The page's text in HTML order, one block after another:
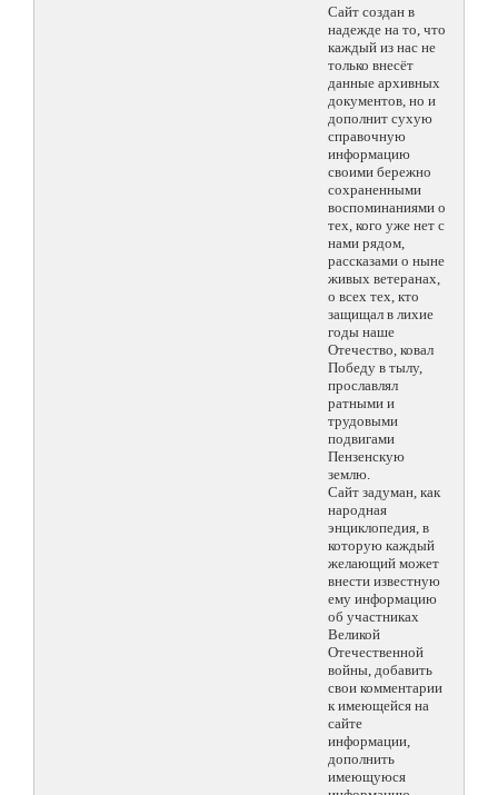
Сайт создан в
надежде на то, что
каждый из нас не
только внесёт
данные архивных
документов, но и
дополнит сухую
справочную
информацию
своими бережно
сохраненными
воспоминаниями о
тех, кого уже нет с
нами рядом,
рассказами о ныне
живых ветеранах,
о всех тех, кто
защищал в лихие
годы наше
Отечество, ковал
Победу в тылу,
прославлял
ратными и
трудовыми
подвигами
Пензенскую
землю.
Сайт задуман, как
народная
энциклопедия, в
которую каждый
желающий может
внести известную
ему информацию
об участниках
Великой
Отечественной
войны, добавить
свои комментарии
к имеющейся на
сайте
информации,
дополнить
имеющуюся